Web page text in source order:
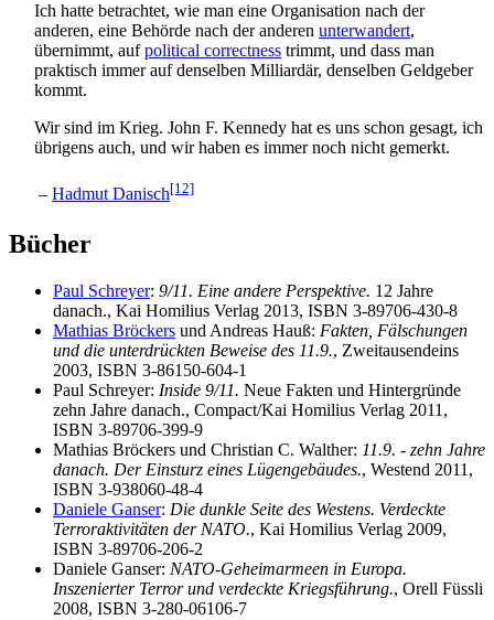
Ich hatte betrachtet, wie man eine Organisation nach der
anderen, eine Behörde nach der anderen unterwandert,
übernimmt, aufpolitical correctness trimmt, und dass man
praktisch immer auf denselben Milliardär, denselben Geldgeber
kommt.
Wir sind im Krieg. John F. Kennedy hat es uns schon gesagt, ich
übrigens auch, und wir haben es immer noch nicht gemerkt.
– Hadmut Danisch[12]
Bücher
Paul Schreyer: 9/11. Eine andere Perspektive. 12 Jahre
danach., Kai Homilius Verlag 2013, ISBN 3-89706-430-8
Mathias Bröckers und Andreas Hauß: Fakten, Fälschungen
und die unterdrückten Beweise des 11.9., Zweitausendeins
2003, ISBN 3-86150-604-1
Paul Schreyer: Inside 9/11. Neue Fakten und Hintergründe
zehn Jahre danach., Compact/Kai Homilius Verlag 2011,
ISBN 3-89706-399-9
Mathias Bröckers und Christian C. Walther: 11.9. - zehn Jahre
danach. Der Einsturz eines Lügengebäudes., Westend 2011,
ISBN 3-938060-48-4
Daniele Ganser: Die dunkle Seite des Westens. Verdeckte
Terroraktivitäten der NATO., Kai Homilius Verlag 2009,
ISBN 3-89706-206-2
Daniele Ganser: NATO-Geheimarmeen in Europa.
Inszenierter Terror und verdeckte Kriegsführung., Orell Füssli
2008, ISBN 3-280-06106-7